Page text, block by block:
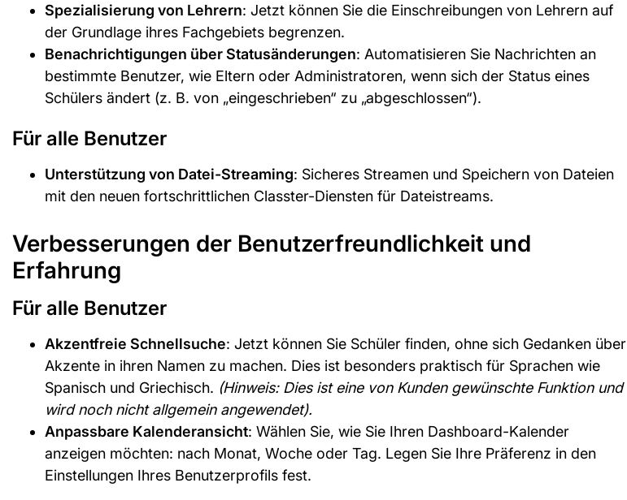
Spezialisierung von Lehrern: Jetzt können Sie die Einschreibungen von Lehrern auf
der Grundlage ihres Fachgebiets begrenzen.
Benachrichtigungen über Statusänderungen: Automatisieren Sie Nachrichten an
bestimmte Benutzer, wie Eltern oder Administratoren, wenn sich der Status eines
Schülers ändert (z. B. von „eingeschrieben“ zu „abgeschlossen“).
Für alle Benutzer
Unterstützung von Datei-Streaming: Sicheres Streamen und Speichern von Dateien
mit den neuen fortschrittlichen Classter-Diensten für Dateistreams.
Verbesserungen der Benutzerfreundlichkeit und
Erfahrung
Für alle Benutzer
Akzentfreie Schnellsuche: Jetzt können Sie Schüler finden, ohne sich Gedanken über
Akzente in ihren Namen zu machen. Dies ist besonders praktisch für Sprachen wie
Spanisch und Griechisch. (Hinweis: Dies ist eine von Kunden gewünschte Funktion und
wird noch nicht allgemein angewendet).
Anpassbare Kalenderansicht: Wählen Sie, wie Sie Ihren Dashboard-Kalender
anzeigen möchten: nach Monat, Woche oder Tag. Legen Sie Ihre Präferenz in den
Einstellungen Ihres Benutzerprofils fest.